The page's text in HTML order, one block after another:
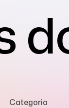
Categoria